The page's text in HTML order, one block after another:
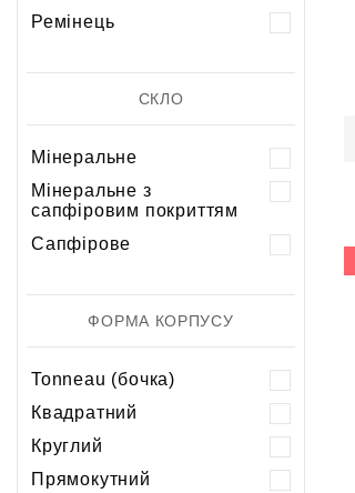
Ремінець
СКЛО
Мінеральне
Мінеральне з
сапфіровим покриттям
Сапфірове
ФОРМА КОРПУСУ
Tonneau (бочка)
Квадратний
Круглий
Прямокутний